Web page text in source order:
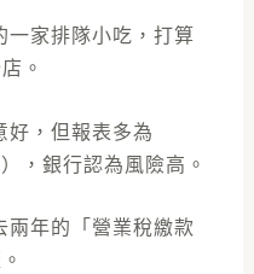
一家排隊小吃，打算
。
好，但報表多為
，銀行認為風險高。
兩年的「營業稅繳款